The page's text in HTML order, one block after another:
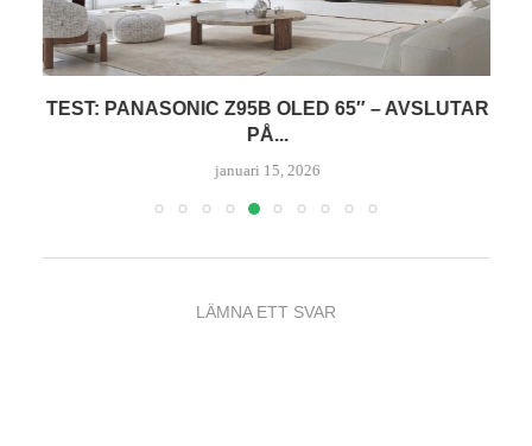
TEST: PANASONIC Z95B OLED 65″ – AVSLUTAR
PÅ...
januari 15, 2026
LÄMNA ETT SVAR